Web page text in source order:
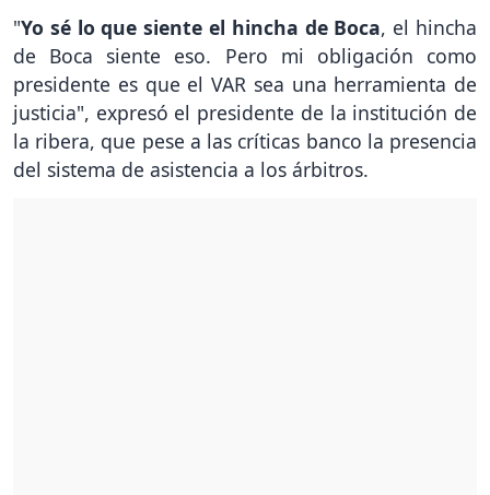
"Yo sé lo que siente el hincha de Boca, el hincha
de Boca siente eso. Pero mi obligación como
presidente es que el VAR sea una herramienta de
justicia", expresó el presidente de la institución de
la ribera, que pese a las críticas banco la presencia
del sistema de asistencia a los árbitros.